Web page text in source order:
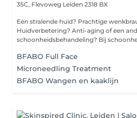
35C, Flevoweg Leiden 2318 BX
Een stralende huid? Prachtige
Huidverbetering? Anti-aging of een
schoonheidsbehandeling? Bij
BFABO Full Face
Microneedling Treatment
BFABO Wangen en kaaklijn